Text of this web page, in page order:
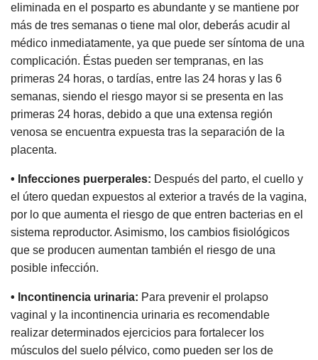
eliminada en el posparto es abundante y se mantiene por
más de tres semanas o tiene mal olor, deberás acudir al
médico inmediatamente, ya que puede ser síntoma de una
complicación. Éstas pueden ser tempranas, en las
primeras 24 horas, o tardías, entre las 24 horas y las 6
semanas, siendo el riesgo mayor si se presenta en las
primeras 24 horas, debido a que una extensa región
venosa se encuentra expuesta tras la separación de la
placenta.
• Infecciones puerperales: Después del parto, el cuello y
el útero quedan expuestos al exterior a través de la vagina,
por lo que aumenta el riesgo de que entren bacterias en el
sistema reproductor. Asimismo, los cambios fisiológicos
que se producen aumentan también el riesgo de una
posible infección.
• Incontinencia urinaria: Para prevenir el prolapso
vaginal y la incontinencia urinaria es recomendable
realizar determinados ejercicios para fortalecer los
músculos del suelo pélvico, como pueden ser los de